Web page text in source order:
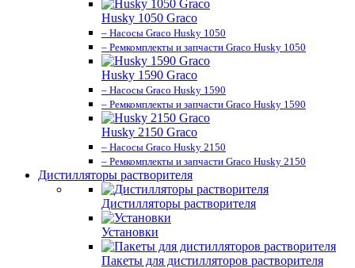
Husky 1050 Graco
– Насосы Graco Husky 1050
– Ремкомплекты и запчасти Graco Husky 1050
Husky 1590 Graco
– Насосы Graco Husky 1590
– Ремкомплекты и запчасти Graco Husky 1590
Husky 2150 Graco
– Насосы Graco Husky 2150
– Ремкомплекты и запчасти Graco Husky 2150
Дистилляторы растворителя
Дистилляторы растворителя
Установки
Пакеты для дистилляторов растворителя